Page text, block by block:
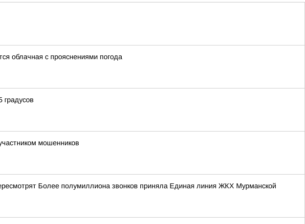
облачная с прояснениями погода
градусов
мошенников
Более полумиллиона звонков приняла Единая линия ЖКХ Мурманской